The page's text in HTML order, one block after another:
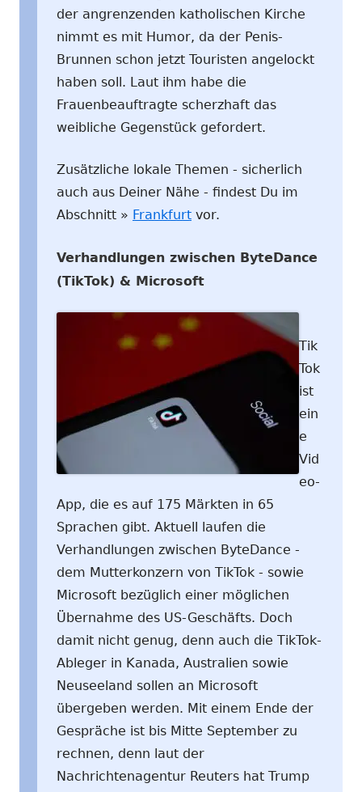
der angrenzenden katholischen Kirche
nimmt es mit Humor, da der Penis-
Brunnen schon jetzt Touristen angelockt
haben soll. Laut ihm habe die
Frauenbeauftragte scherzhaft das
weibliche Gegenstück gefordert.
Zusätzliche lokale Themen - sicherlich
auch aus Deiner Nähe - findest Du im
Abschnitt » Frankfurt vor.
Verhandlungen zwischen ByteDance
(TikTok) & Microsoft
Tik
Tok
ist
ein
e
Vid
eo-
App, die es auf 175 Märkten in 65
Sprachen gibt. Aktuell laufen die
Verhandlungen zwischen ByteDance -
dem Mutterkonzern von TikTok - sowie
Microsoft bezüglich einer möglichen
Übernahme des US-Geschäfts. Doch
damit nicht genug, denn auch die TikTok-
Ableger in Kanada, Australien sowie
Neuseeland sollen an Microsoft
übergeben werden. Mit einem Ende der
Gespräche ist bis Mitte September zu
rechnen, denn laut der
Nachrichtenagentur Reuters hat Trump